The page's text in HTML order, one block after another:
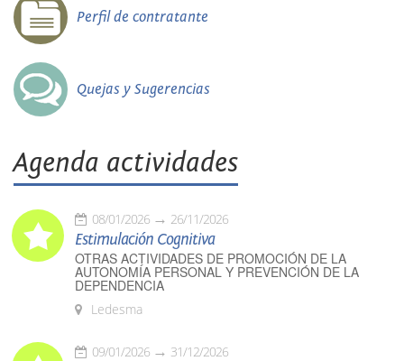
Perfil de contratante
Quejas y Sugerencias
Agenda actividades
08/01/2026 26/11/2026
Estimulación Cognitiva
OTRAS ACTIVIDADES DE PROMOCIÓN DE LA
AUTONOMÍA PERSONAL Y PREVENCIÓN DE LA
DEPENDENCIA
Ledesma
09/01/2026 31/12/2026